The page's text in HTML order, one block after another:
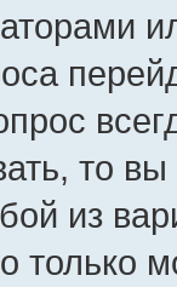
то
из
только